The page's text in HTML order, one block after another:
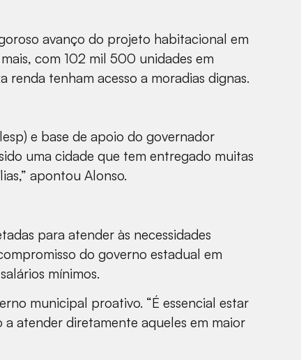
avanço do projeto habitacional em
com 102 mil 500 unidades em
tenham acesso a moradias dignas.
e base de apoio do governador
uma cidade que tem entregado muitas
apontou Alonso.
para atender às necessidades
do governo estadual em
mínimos.
municipal proativo. “É essencial estar
atender diretamente aqueles em maior